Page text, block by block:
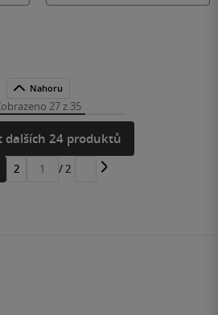
Nahoru
27 z 35
dalších 24 produktů
2
Přejít
/ 2